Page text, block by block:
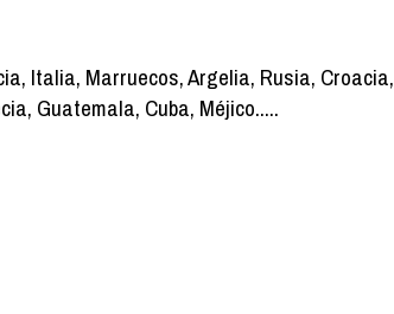
Italia, Marruecos, Argelia, Rusia, Croacia,
Guatemala, Cuba, Méjico.....